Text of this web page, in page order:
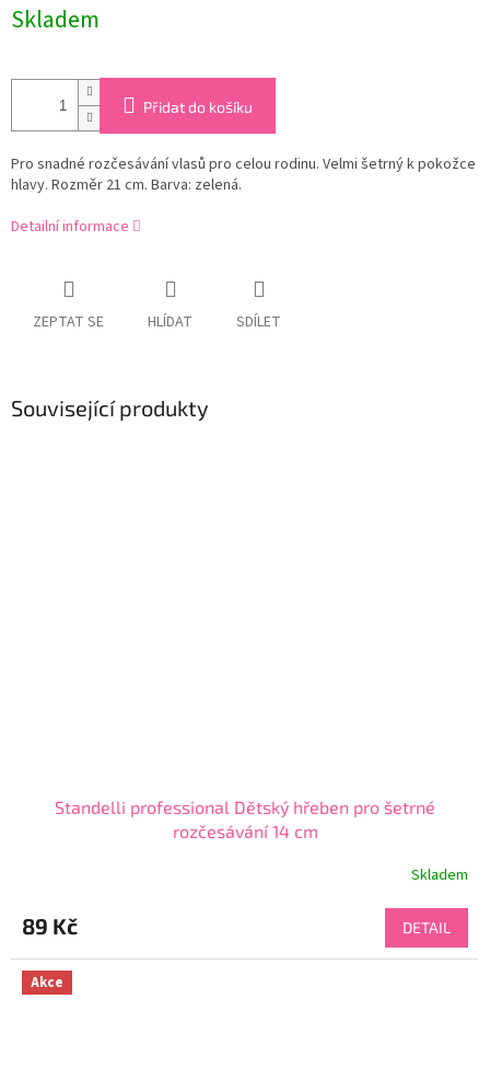
cena:
Skladem
Přidat do košíku
Pro snadné rozčesávání vlasů pro celou rodinu. Velmi šetrný k pokožce
hlavy. Rozměr 21 cm. Barva: zelená.
Detailní informace
ZEPTAT SE HLÍDAT SDÍLET
Související produkty
Standelli professional Dětský hřeben pro šetrné
rozčesávání 14 cm
produktu
je
4,6
Skladem
89 Kč DETAIL
Akce